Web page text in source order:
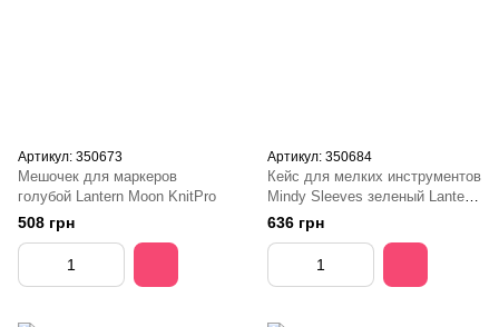
Артикул: 350673
Мешочек для маркеров
голубой Lantern Moon KnitPro
508 грн
Артикул: 350684
Кейс для мелких инструментов
Mindy Sleeves зеленый Lantern
Moon KnitPro
636 грн